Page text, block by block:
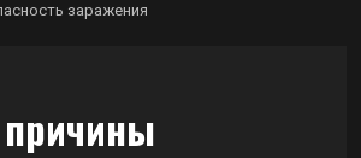
заражения